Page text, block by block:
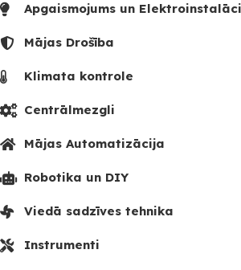
Apgaismojums un
Mājas Drošība
Klimata kontrole
Centrālmezgli
Mājas Automatizācija
Robotika un DIY
Viedā sadzīves tehnika
Instrumenti